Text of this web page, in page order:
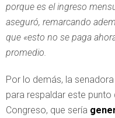
porque es el ingreso
aseguró, remarcando
que «esto no se paga
promedio.
Por lo demás, la
para respaldar este
Congreso, que sería